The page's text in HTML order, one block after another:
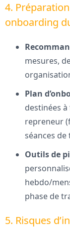
4.
onboarding
mesures,
Plan
destinées
repreneur
séances
Outils de
hebdo/
phase de
5. Risques